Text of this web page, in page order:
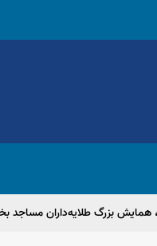
همایش بزرگ طلایه‌داران مساجد